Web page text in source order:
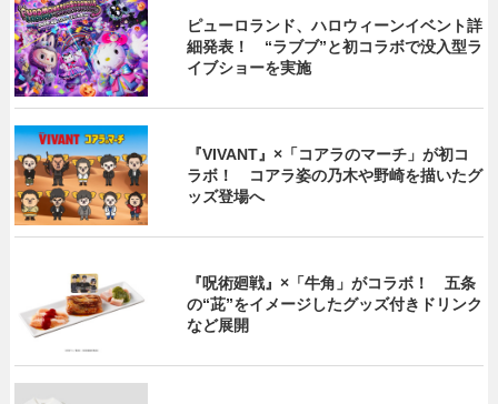
ピューロランド、ハロウィーンイベント詳
細発表！ “ラブブ”と初コラボで没入型ラ
イブショーを実施
『VIVANT』×「コアラのマーチ」が初コ
ラボ！ コアラ姿の乃木や野崎を描いたグ
ッズ登場へ
『呪術廻戦』×「牛角」がコラボ！ 五条
の“茈”をイメージしたグッズ付きドリンク
など展開